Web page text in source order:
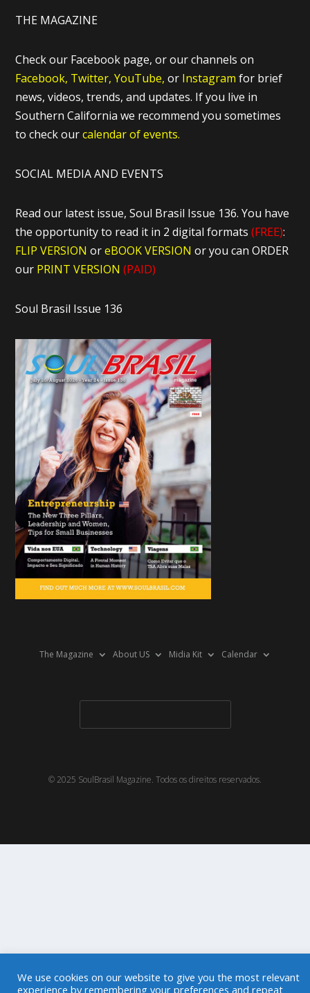
THE MAGAZINE
Check our Facebook page, or our channels on
Facebook, Twitter, YouTube, or Instagram for brief
news, videos, trends, and updates. If you live in
Southern California we recommend you sometimes
to check ourcalendar of events.
SOCIAL MEDIA AND EVENTS
Read our latest issue, Soul Brasil Issue 136. You have
the opportunity to read it in 2 digital formats(FREE):
FLIP VERSION oreBOOK VERSIONor you can ORDER
our PRINT VERSION (PAID)
Soul Brasil Issue 136
The Magazine About US Midia Kit Calendar
© 2025 SoulBrasil Magazine. Todos os direitos reservados.
We use cookies on our website to give you the most relevant
experience by remembering your preferences and repeat